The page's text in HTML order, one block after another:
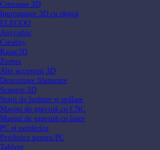
Creioane 3D
Imprimante 3D cu rășină
ELEGOO
Anycubic
Creality
Raise3D
Zortax
Alte accesorii 3D
Depozitare filamente
Scanere 3D
Stații de întărire și spălare
Mașini de gravură cu CNC
Mașini de gravură cu laser
PC și periferice
Periferice pentru PC
Tablete